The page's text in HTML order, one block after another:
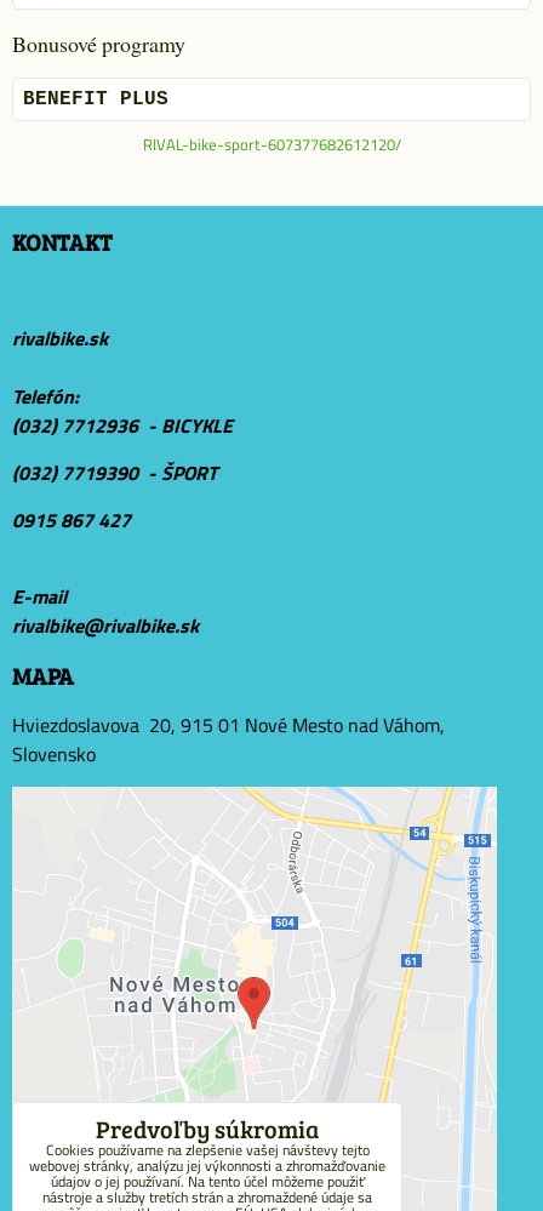
Bonusové programy
BENEFIT PLUS
RIVAL-bike-sport-607377682612120/
KONTAKT
rivalbike.sk
Telefón:
(032) 7712936 - BICYKLE
(032) 7719390 - ŠPORT
0915 867 427
E-mail
rivalbike@rivalbike.sk
MAPA
Hviezdoslavova 20, 915 01 Nové Mesto nad Váhom,
Slovensko
Externý obsah je blokovaný Voľbami súkromia
Prajete si načítať externý obsah?
Povoliť tentokrát
Povoliť a zapamätať - súhlas s druhom cookie:
Funkčné
Otvoriť obsah v novom okne
Predvoľby súkromia
Cookies používame na zlepšenie vašej návštevy tejto
webovej stránky, analýzu jej výkonnosti a zhromažďovanie
údajov o jej používaní. Na tento účel môžeme použiť
nástroje a služby tretích strán a zhromaždené údaje sa